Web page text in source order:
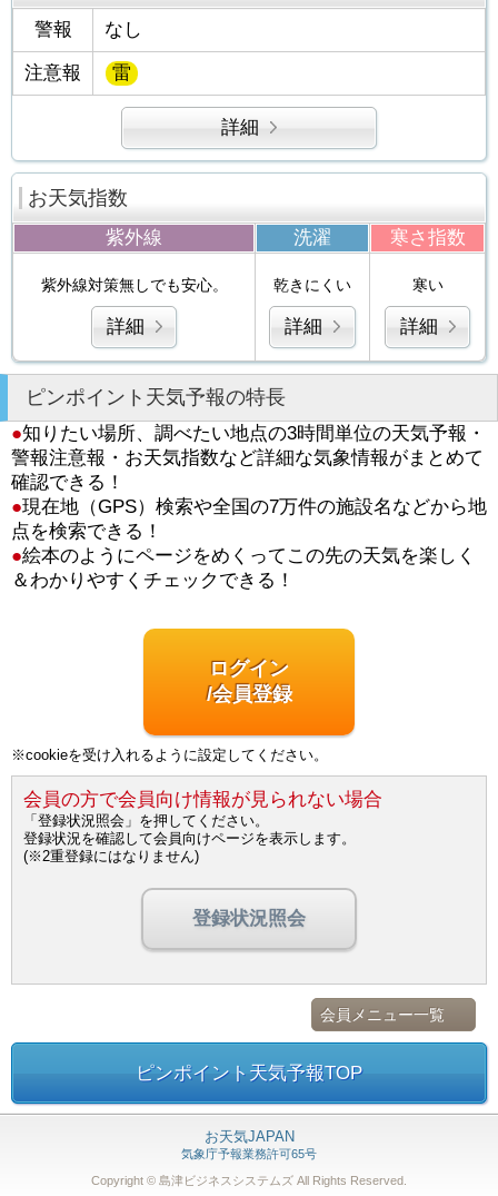
警報 なし
注意報 雷
詳細
お天気指数
紫外線 洗濯 寒さ指数
紫外線対策無しでも安心。
詳細
乾きにくい
詳細
寒い
詳細
ピンポイント天気予報の特長
●知りたい場所、調べたい地点の3時間単位の天気予報・
警報注意報・お天気指数など詳細な気象情報がまとめて
確認できる！
●現在地（GPS）検索や全国の7万件の施設名などから地
点を検索できる！
●絵本のようにページをめくってこの先の天気を楽しく
＆わかりやすくチェックできる！
ログイン
/会員登録
※cookieを受け入れるように設定してください。
会員の方で会員向け情報が見られない場合
「登録状況照会」を押してください。
登録状況を確認して会員向けページを表示します。
(※2重登録にはなりません)
登録状況照会
会員メニュー一覧
ピンポイント天気予報TOP
お天気JAPAN
気象庁予報業務許可65号
Copyright © 島津ビジネスシステムズ All Rights Reserved.